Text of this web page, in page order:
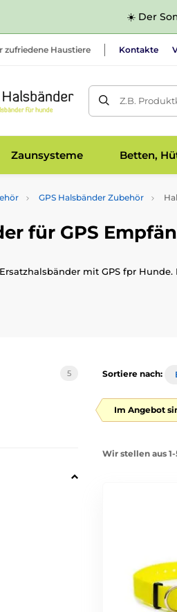
☀️ Der
Haustiere Kontakte
Z.B.
Zaunsysteme Betten,
GPS Halsbänder Zubehör
für GPS
mit GPS fpr
5 Sortiere nach:
Im Angebot
Wir stellen aus